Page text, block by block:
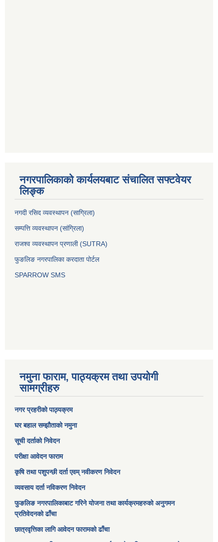
नगरपालिकाको कार्यलयबाट संचालित सफ्टवेयर
लिङ्क
नगदी रसिद व्यवस्थापन (साग्रिला)
सम्पत्ति व्यवस्थापन (सांग्रिला)
राजश्व व्यवस्थापन प्रणाली (SUTRA)
फुङलिङ नगरपालिका करदाता पोर्टल
SPARROW SMS
नमुना फाराम, पाठ्यक्रम तथा उपयोगी
सामग्रीहरु
नगर प्रहरीको पाठ्यक्रम
घर बहाल सम्झौताको नमुना
सूची दर्ताको निवेदन
परीक्षा आवेदन फाराम
कृषि तथा पशुपन्छी दर्ता एवम् नवीकरण निवेदन
व्यवसाय दर्ता नविकरण निवेदन
फुङलिङ नगरपालिकाबाट गरिने योजना तथा कार्यक्रमहरुको अनुगमन
प्रतिवेदनको ढाँचा
छात्रवृत्तिका लागि आवेदन फारामको ढाँचा